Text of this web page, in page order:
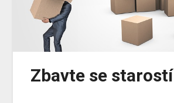
Zbavte se starostí